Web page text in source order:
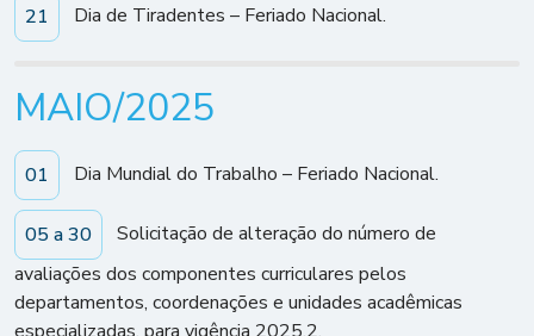
21
Dia de Tiradentes – Feriado Nacional.
MAIO/2025
01 Dia Mundial do Trabalho – Feriado Nacional.
05 a 30
Solicitação de alteração do número de
avaliações dos componentes curriculares pelos
departamentos, coordenações e unidades acadêmicas